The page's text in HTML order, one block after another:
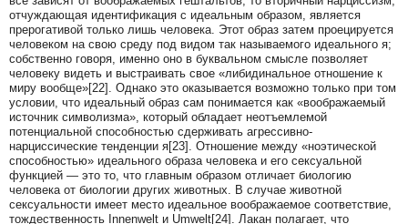
отчуждающая идентификация с идеальным образом, является
прерогативой только лишь человека. Этот образ затем проецируется
человеком на свою среду под видом так называемого идеального я;
собственно говоря, именно оно в буквальном смысле позволяет
человеку видеть и выстраивать свое «либидинальное отношение к
миру вообще»[22]. Однако это оказывается возможно только при том
условии, что идеальный образ сам понимается как «воображаемый
источник символизма», который обладает неотъемлемой
потенциальной способностью сдерживать агрессивно-
нарциссические тенденции я[23]. Отношение между «ноэтической
способностью» идеального образа человека и его сексуальной
функцией — это то, что главным образом отличает биологию
человека от биологии других животных. В случае животной
сексуальности имеет место идеальное воображаемое соответствие,
тождественность Innenwelt и Umwelt[24]. Лакан полагает, что